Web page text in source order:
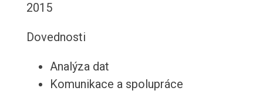
2015
Dovednosti
Analýza dat
Komunikace a spolupráce